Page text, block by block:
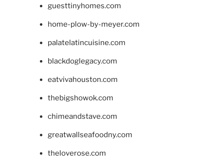
guesttinyhomes.com
home-plow-by-meyer.com
palatelatincuisine.com
blackdoglegacy.com
eatvivahouston.com
thebigshowok.com
chimeandstave.com
greatwallseafoodny.com
theloverose.com